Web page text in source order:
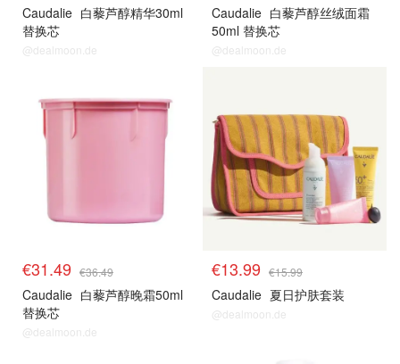
Caudalie 白藜芦醇精华30ml
替换芯
@dealmoon.de
Caudalie 白藜芦醇丝绒面霜
50ml 替换芯
@dealmoon.de
€31.49 €36.49
Caudalie 白藜芦醇晚霜50ml
替换芯
@dealmoon.de
€13.99 €15.99
Caudalie 夏日护肤套装
@dealmoon.de